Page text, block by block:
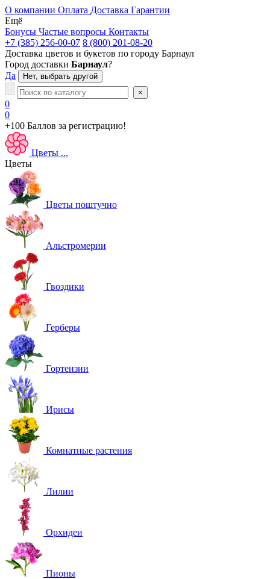
О компании Оплата Доставка Гарантии
Ещё
Бонусы Частые вопросы Контакты
+7 (385) 256-00-07 8 (800) 201-08-20
Доставка цветов и букетов по городу Барнаул
Город доставки Барнаул?
Да
Нет, выбрать другой
×
0
0
+100 Баллов за регистрацию!
Цветы ...
Цветы
Цветы поштучно
Альстромерии
Гвоздики
Герберы
Гортензии
Ирисы
Комнатные растения
Лилии
Орхидеи
Пионы